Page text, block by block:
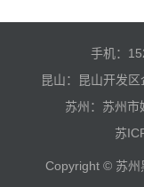
手机：
昆山：昆山开发
苏州：苏州
苏
Copyright © 苏州